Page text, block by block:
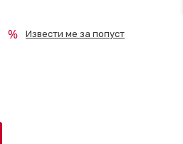
Извести ме за попуст